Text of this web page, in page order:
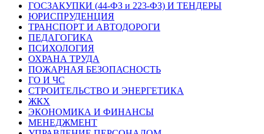
ГОСЗАКУПКИ (44-ФЗ и 223-ФЗ) И ТЕНДЕРЫ
ЮРИСПРУДЕНЦИЯ
ТРАНСПОРТ И АВТОДОРОГИ
ПЕДАГОГИКА
ПСИХОЛОГИЯ
ОХРАНА ТРУДА
ПОЖАРНАЯ БЕЗОПАСНОСТЬ
ГО И ЧС
СТРОИТЕЛЬСТВО И ЭНЕРГЕТИКА
ЖКХ
ЭКОНОМИКА И ФИНАНСЫ
МЕНЕДЖМЕНТ